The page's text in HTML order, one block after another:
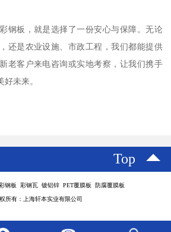
钢板，就是选择了一份安心与保障。无论
还是农业设施、市政工程，我们都能提供
老客户来电咨询或实地考察，让我们携手
未来。
Top
钢板 彩钢瓦 镀铝锌 PET覆膜板 防腐覆膜板
所有：上海轩本实业有限公司